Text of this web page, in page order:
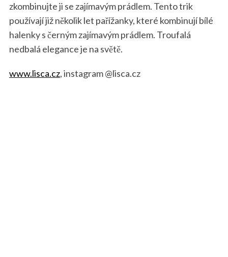
zkombinujte ji se zajímavým prádlem. Tento trik
používají již několik let pařížanky, které kombinují bílé
halenky s černým zajímavým prádlem. Troufalá
nedbalá elegance je na světě.
www.lisca.cz, instagram @lisca.cz